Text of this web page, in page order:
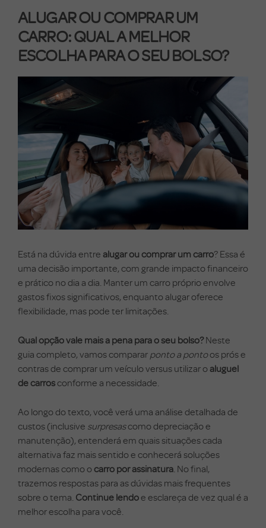
ALUGAR OU COMPRAR UM
CARRO: QUAL A MELHOR
ESCOLHA PARA O SEU BOLSO?
Está na dúvida entre alugar ou comprar um carro? Essa é
uma decisão importante, com grande impacto financeiro
e prático no dia a dia. Manter um carro próprio envolve
gastos fixos significativos, enquanto alugar oferece
flexibilidade, mas pode ter limitações.
Qual opção vale mais a pena para o seu bolso?Neste
guia completo, vamos comparar ponto a pontoos prós e
contras de comprar um veículo versus utilizar o aluguel
de carrosconforme a necessidade.
Ao longo do texto, você verá uma análise detalhada de
custos (inclusive surpresascomo depreciação e
manutenção), entenderá em quais situações cada
alternativa faz mais sentido e conhecerá soluções
modernas como ocarro por assinatura. No final,
trazemos respostas para as dúvidas mais frequentes
sobre o tema. Continue lendoe esclareça de vez qual é a
melhor escolha para você.